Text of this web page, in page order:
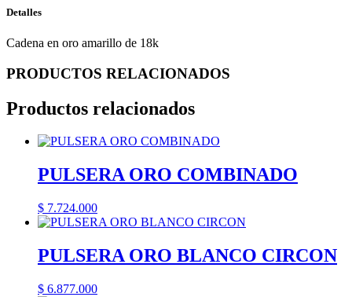
Detalles
Cadena en oro amarillo de 18k
PRODUCTOS RELACIONADOS
Productos relacionados
PULSERA ORO COMBINADO
$ 7.724.000
PULSERA ORO BLANCO CIRCON
$ 6.877.000